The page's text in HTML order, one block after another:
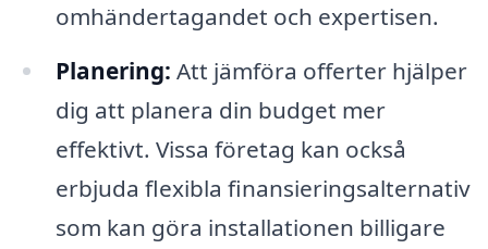
omhändertagandet och expertisen.
Planering: Att jämföra offerter hjälper
dig att planera din budget mer
effektivt. Vissa företag kan också
erbjuda flexibla finansieringsalternativ
som kan göra installationen billigare